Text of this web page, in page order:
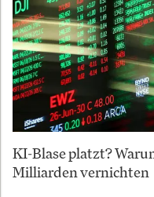
KI-Blase platzt?
Milliarden vernichten